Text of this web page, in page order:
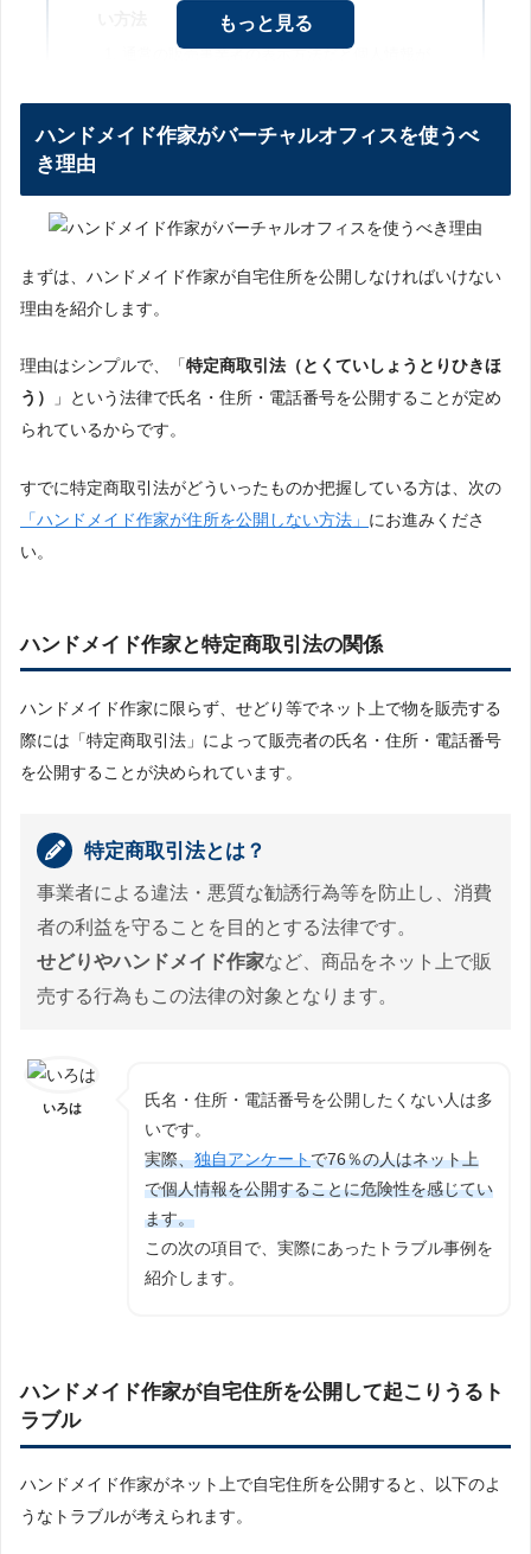
通常の販売事業者の表示方法だと個人情報が
ハンドメイド作家が氏名・住所・連絡先を非
表示にする条件
ハンドメイド作家がバーチャルオフィスを使う
メリット
ハンドメイド作家がバーチャルオフィスを利
ハンドメイド作家のバーチャルオフィスの利
ハンドメイド作家がバーチャルオフィスを利
用する際の注意点
ハンドメイド作家向きおすすめバーチャルオフ
ィス
ハンドメイド作家とバーチャルオフィス≫よく
ある疑問・質問
バーチャルオフィスで借りた住所はどこで使
える？
違法？
ハンドメイド作家にはバーチャルオフィスを使
ってほしい
もっと見る
ハンドメイド作家がバーチャルオフィスを使うべ
き理由
まずは、ハンドメイド作家が自宅住所を公開しなければいけない
理由を紹介します。
理由はシンプルで、「特定商取引法（とくていしょうとりひきほ
う）
」という法律で氏名・住所・電話番号を公開することが定め
られているからです。
すでに特定商取引法がどういったものか把握している方は、次の
「ハンドメイド作家が住所を公開しない方法」 にお進みくださ
い。
ハンドメイド作家と特定商取引法の関係
ハンドメイド作家に限らず、せどり等でネット上で物を販売する
際には「特定商取引法」によって販売者の氏名・住所・電話番号
を公開することが決められています。
特定商取引法とは？
事業者による違法・悪質な勧誘行為等を防止し、消費
者の利益を守ることを目的とする法律です。
せどりやハンドメイド作家など、商品をネット上で販
売する行為もこの法律の対象となります。
いろは
氏名・住所・電話番号を公開したくない人は多
いです。
実際、独自アンケートで76％の人はネット上
で個人情報を公開することに危険性を感じてい
ます。
この次の項目で、実際にあったトラブル事例を
紹介します。
ハンドメイド作家が自宅住所を公開して起こりうるト
ラブル
ハンドメイド作家がネット上で自宅住所を公開すると、以下のよ
うなトラブルが考えられます。